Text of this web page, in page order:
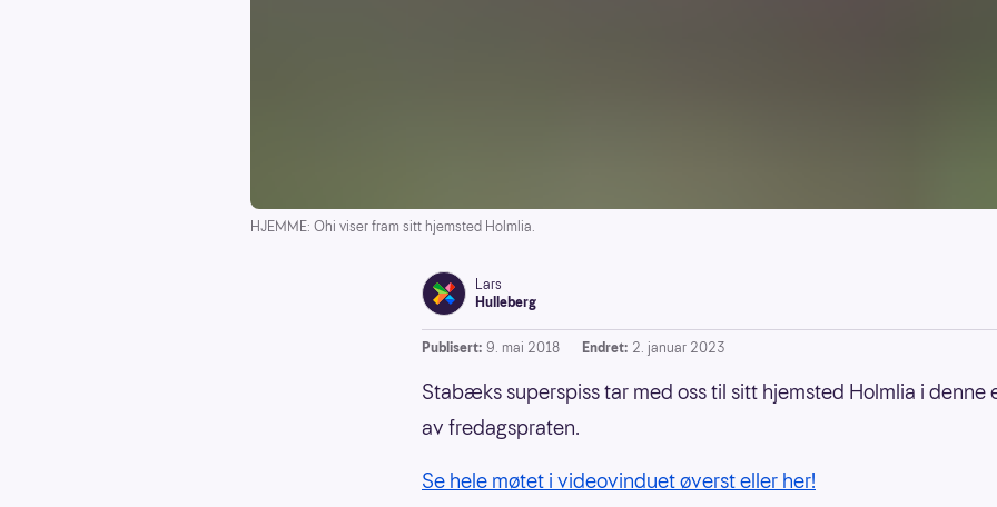
HJEMME: Ohi viser fram sitt hjemsted Holmlia.
Lars
Hulleberg
Publisert: 9. mai 2018 Endret: 2. januar 2023
Stabæks superspiss tar med oss til sitt hjemsted Holmlia i denne
av fredagspraten.
Se hele møtet i videovinduet øverst eller her!